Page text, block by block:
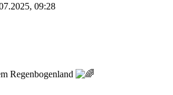
09:28
Regenbogenland